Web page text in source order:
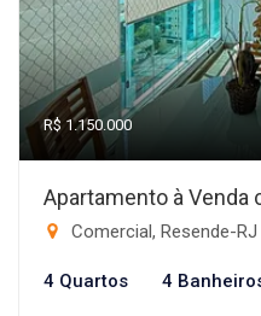
R$ 1.150.000
Apartamento à Venda
Comercial, Resende-RJ
4 Quartos 4